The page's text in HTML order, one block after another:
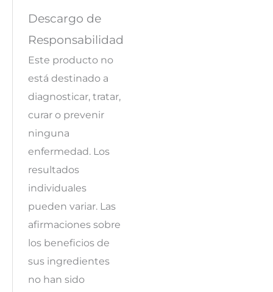
Descargo de
Responsabilidad
Este producto no
está destinado a
diagnosticar, tratar,
curar o prevenir
ninguna
enfermedad. Los
resultados
individuales
pueden variar. Las
afirmaciones sobre
los beneficios de
sus ingredientes
no han sido